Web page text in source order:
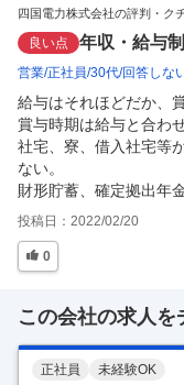
四国電力株式会社の評判・ク
良い点 年収・給与
営業 正社員 30代 回答しな
給与はそれほどだか、
賞与時期は給与と合わ
社宅、寮、借入社宅等
ない。
財形貯蓄、確定拠出年
投稿日： 2022/02/20
0
この会社の求人を
正社員 未経験OK